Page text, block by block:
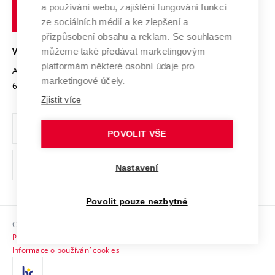
Transfer znalostí
Open Science
Projekty
Projekty ze strukturálních fondů
Specifický výzkum
Mezinárodní dohody
Univerzitní sítě
Podnikavá univerzita / ContriBUTe
Bezpečná univerzita
Vyznamenání
Organizační struktura
Ochrana osobních údajů
odkaz)
Sociální bezpečí
HR Award
technické
Brně
VYSOKÉ UČENÍ TECHNICKÉ V BRNĚ
Antonínská 548/1
602 00 Brno
www.vut.cz
vut@vutbr.cz
Copyright © 2026 VUT
Prohlášení o přístupnosti
Informace o používání cookies
a používání webu, zajištění fungování funkcí
ze sociálních médií a ke zlepšení a
přizpůsobení obsahu a reklam. Se souhlasem
můžeme také předávat marketingovým
platformám některé osobní údaje pro
marketingové účely.
Zjistit více
POVOLIT VŠE
Nastavení
Povolit pouze nezbytné